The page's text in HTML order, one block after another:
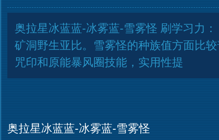
奥拉星冰蓝蓝-冰雾蓝-雪雾怪 刷学习力
矿洞野生亚比。雪雾怪的种族值方面比
咒印和原能暴风圈技能，实用性提
奥拉星冰蓝蓝-冰雾蓝-雪雾怪